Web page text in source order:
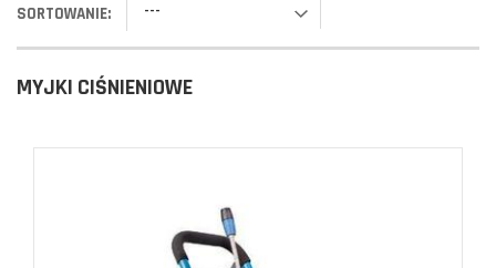
SORTOWANIE: ---
MYJKI CIŚNIENIOWE